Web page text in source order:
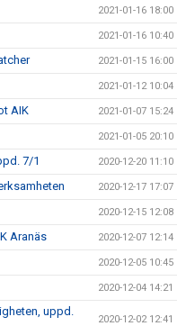
2021-01-16 18:00
2021-01-16 10:40
2021-01-15 16:00
2021-01-12 10:04
AIK 2021-01-07 15:24
2021-01-05 20:10
7/1 2020-12-20 11:10
2020-12-17 17:07
2020-12-15 12:08
Aranäs 2020-12-07 12:14
2020-12-05 10:45
2020-12-04 14:21
uppd.
2020-12-02 12:41